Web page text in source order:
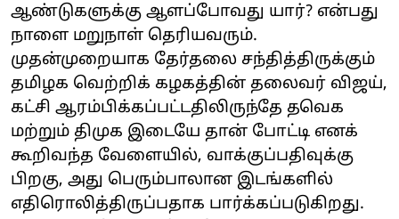
ஆண்டுகளுக்கு ஆளப்போவது யார்? என்பது
நாளை மறுநாள் தெரியவரும்.
முதன்முறையாக தேர்தலை சந்தித்திருக்கும்
தமிழக வெற்றிக் கழகத்தின் தலைவர் விஜய்,
கட்சி ஆரம்பிக்கப்பட்டதிலிருந்தே தவெக
மற்றும் திமுக இடையே தான் போட்டி எனக்
கூறிவந்த வேளையில், வாக்குப்பதிவுக்கு
பிறகு, அது பெரும்பாலான இடங்களில்
எதிரொலித்திருப்பதாக பார்க்கப்படுகிறது.